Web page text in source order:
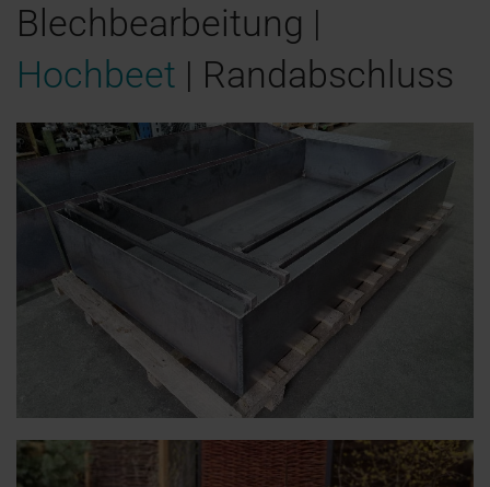
Blechbearbeitung |
Hochbeet | Randabschluss